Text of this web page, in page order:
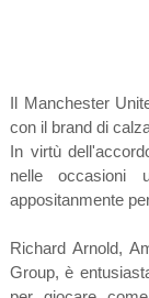
Il Manchester
con il brand di
In virtù
nelle occasioni
appositanmente
Richard Arnold,
Group, è